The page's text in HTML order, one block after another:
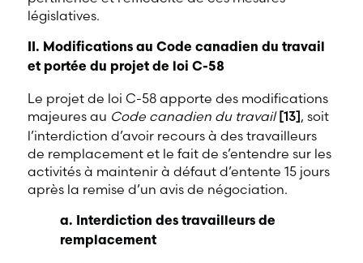
législatives.
II. Modifications au Code canadien du travail
et portée du projet de loi C-58
Le projet de loi C-58 apporte des modifications
majeures au Code canadien du travail[13], soit
l’interdiction d’avoir recours à des travailleurs
de remplacement et le fait de s’entendre sur les
activités à maintenir à défaut d’entente 15 jours
après la remise d’un avis de négociation.
a. Interdiction des travailleurs de
remplacement